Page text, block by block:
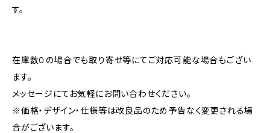
す。
在庫数０の場合でも取り寄せ等にてご対応可能な場合もござい
ます。
メッセージにてお気軽にお問い合わせください。
※価格・デザイン・仕様等は改良品のため予告なく変更される場
合がございます。